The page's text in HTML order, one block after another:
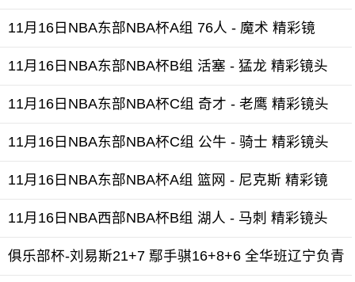
11月16日NBA东部NBA杯A组 76人 - 魔术 精彩镜
11月16日NBA东部NBA杯B组 活塞 - 猛龙 精彩镜头
11月16日NBA东部NBA杯C组 奇才 - 老鹰 精彩镜头
11月16日NBA东部NBA杯C组 公牛 - 骑士 精彩镜头
11月16日NBA东部NBA杯A组 篮网 - 尼克斯 精彩镜
11月16日NBA西部NBA杯B组 湖人 - 马刺 精彩镜头
俱乐部杯-刘易斯21+7 鄢手骐16+8+6 全华班辽宁负青